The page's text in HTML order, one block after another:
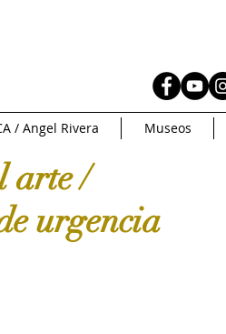
MUSEOS
INFOBAE|AMERICA Artsys
arte /
urgencia
/ Angel Rivera Museos